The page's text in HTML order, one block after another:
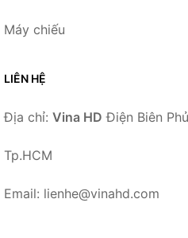
Máy chiếu
LIÊN HỆ
Địa chỉ: Vina HD Điện Biên
Tp.HCM
Email: lienhe@vinahd.com